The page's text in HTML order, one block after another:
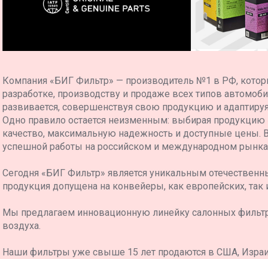
Компания «БИГ Фильтр» — производитель №1 в РФ,
разработке, производству и продаже всех типов
развивается, совершенствуя свою продукцию и
Одно правило остается неизменным: выбирая
качество, максимальную надежность и доступные цены.
успешной работы на российском и международном
Сегодня «БИГ Фильтр» является уникальным
продукция допущена на конвейеры, как европейских, так
Мы предлагаем инновационную линейку салонных
воздуха.
Наши фильтры уже свыше 15 лет продаются в США,